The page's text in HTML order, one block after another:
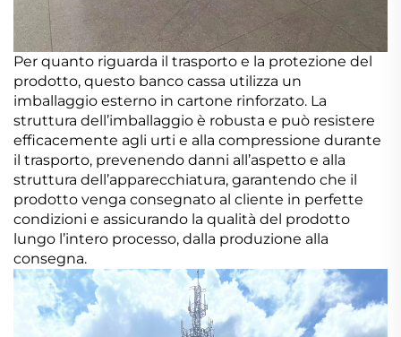
Per quanto riguarda il trasporto e la protezione del
prodotto, questo banco cassa utilizza un
imballaggio esterno in cartone rinforzato. La
struttura dell’imballaggio è robusta e può resistere
efficacemente agli urti e alla compressione durante
il trasporto, prevenendo danni all’aspetto e alla
struttura dell’apparecchiatura, garantendo che il
prodotto venga consegnato al cliente in perfette
condizioni e assicurando la qualità del prodotto
lungo l’intero processo, dalla produzione alla
consegna.